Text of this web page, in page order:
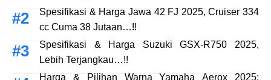
Spesifikasi & Harga Jawa 42 FJ 2025, Cruiser 334
cc Cuma 38 Jutaan…!!
Spesifikasi & Harga Suzuki GSX-R750 2025,
Lebih Terjangkau…!!
Harga & Pilihan Warna Yamaha Aerox 2025: